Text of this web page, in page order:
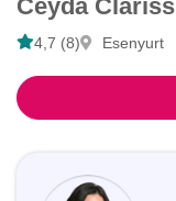
Ceyda Clariss
4,7 (8) Esenyurt